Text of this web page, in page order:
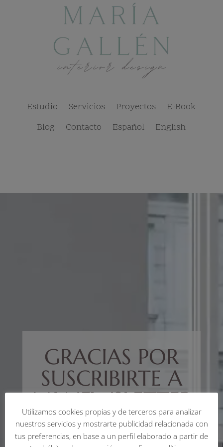
Estudio Servicios Proyectos
E-Book
Blog
Contacto Español English
GRACIAS POR
SUSCRIBIRTE A
MI NEWSLETTER
Ahora mismo te estoy enviando un
Utilizamos cookies propias y de terceros para analizar
nuestros servicios y mostrarte publicidad relacionada con
tus preferencias, en base a un perfil elaborado a partir de